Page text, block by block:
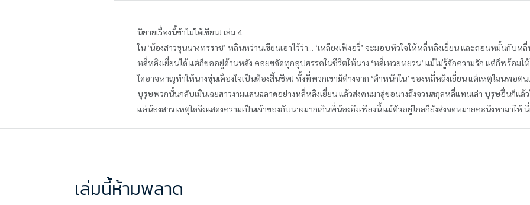
นิยายเรื่องนี้ข้าไม่ได้เขียน! เล่ม 4
ใน ‘น้องสาวขุนนางทรราช’ หลินหว่านเขียนเอาไว้ว่า... ‘เหลียงเฟิงอวี่’ จะมอบหัวใจให้หลี่หลิงเยี่ยน และถอนหมั้นกับห
หลี่หลิงเยี่ยนได้ แต่ก็ขออยู่ด้านหลัง คอยขจัดทุกอุปสรรคในชีวิตให้นาง ‘หลี่เหวยหยวน’ แม้ไม่รู้จักความรัก แต่ก็พร้อมให้
ใดอาจหาญทำให้นางขุ่นเคืองใจเป็นต้องสิ้นชีพ! ทั้งที่พวกเขามิต่างจาก ‘ตำหนักใน’ ของหลี่หลิงเยี่ยน แต่เหตุไฉนพอตน
บุรุษพวกนั้นกลับเมินเฉยสาวงามแสนฉลาดอย่างหลี่หลิงเยี่ยน แล้วส่งคนมาสู่ขอนางถึงจวนสกุลหลี่แทนเล่า บุรุษอื่นก็แล้
แค่น้องสาว เหตุใดจึงแสดงความเป็นเจ้าของกับนางมากเกินพี่น้องถึงเพียงนี้ แม้ตัวอยู่ไกลก็ยังส่งจดหมายคะนึงหามาให้
เล่มนี้ห้ามพลาด